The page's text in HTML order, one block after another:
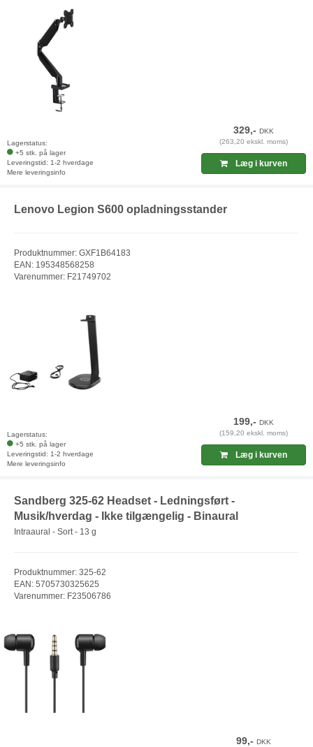
Lagerstatus:
+5 stk. på lager
Leveringstid: 1-2 hverdage
Mere leveringsinfo
329,-DKK
(263,20 ekskl. moms)
Læg i kurven
Lenovo Legion S600 opladningsstander
Produktnummer: GXF1B64183
EAN: 195348568258
Varenummer: F21749702
Lagerstatus:
+5 stk. på lager
Leveringstid: 1-2 hverdage
Mere leveringsinfo
199,-DKK
(159,20 ekskl. moms)
Læg i kurven
Sandberg 325-62 Headset - Ledningsført -
Musik/hverdag - Ikke tilgængelig - Binaural
Intraaural - Sort - 13 g
Produktnummer: 325-62
EAN: 5705730325625
Varenummer: F23506786
99,-DKK